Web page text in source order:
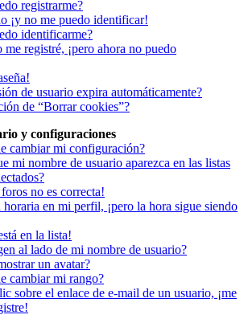
registrarme?
¡y no me puedo identificar!
identificarme?
registré, ¡pero ahora no puedo
de usuario expira automáticamente?
de “Borrar cookies”?
y configuraciones
cambiar mi configuración?
mi nombre de usuario aparezca en las listas
no es correcta!
en mi perfil, ¡pero la hora sigue siendo
en la lista!
al lado de mi nombre de usuario?
un avatar?
cambiar mi rango?
sobre el enlace de e-mail de un usuario, ¡me